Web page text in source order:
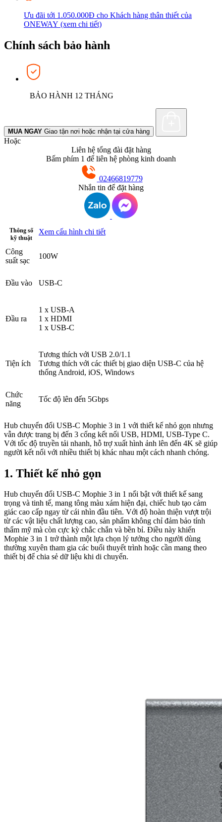
Ưu đãi tới 1.050.000Đ cho Khách hàng thân thiết của
ONEWAY (xem chi tiết)
Chính sách bảo hành
BẢO HÀNH 12 THÁNG
MUA NGAY Giao tận nơi hoặc nhận tại cửa hàng
Hoặc
Liên hệ tổng đài đặt hàng
Bấm phím 1 để liên hệ phòng kinh doanh
02466819779
Nhắn tin để đặt hàng
Thông số
kỹ thuật
Xem cấu hình chi tiết
Công
suất sạc
100W
Đầu vào USB-C
Đầu ra
1 x USB-A
1 x HDMI
1 x USB-C
Tiện ích
Tương thích với USB 2.0/1.1
Tương thích với các thiết bị giao diện USB-C của hệ
thống Android, iOS, Windows
Chức
năng
Tốc độ lên đến 5Gbps
Hub chuyển đổi USB-C Mophie 3 in 1 với thiết kế nhỏ gọn nhưng
vẫn được trang bị đến 3 cổng kết nối USB, HDMI, USB-Type C.
Với tốc độ truyền tải nhanh, hỗ trợ xuất hình ảnh lên đến 4K sẽ giúp
người kết nối với nhiều thiết bị khác nhau một cách nhanh chóng.
1. Thiết kế nhỏ gọn
Hub chuyển đổi USB-C Mophie 3 in 1 nổi bật với thiết kế sang
trọng và tinh tế, mang tông màu xám hiện đại, chiếc hub tạo cảm
giác cao cấp ngay từ cái nhìn đầu tiên. Với độ hoàn thiện vượt trội
từ các vật liệu chất lượng cao, sản phẩm không chỉ đảm bảo tính
thẩm mỹ mà còn cực kỳ chắc chắn và bền bỉ. Điều này khiến
Mophie 3 in 1 trở thành một lựa chọn lý tưởng cho người dùng
thường xuyên tham gia các buổi thuyết trình hoặc cần mang theo
thiết bị để chia sẻ dữ liệu khi di chuyển.